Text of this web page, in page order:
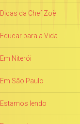
Dicas da Chef Zoë
Educar para a Vida
Em Niterói
Em São Paulo
Estamos lendo